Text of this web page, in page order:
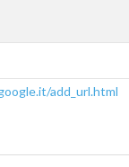
add_url.html